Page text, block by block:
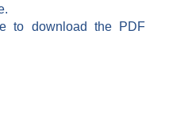
to download the PDF